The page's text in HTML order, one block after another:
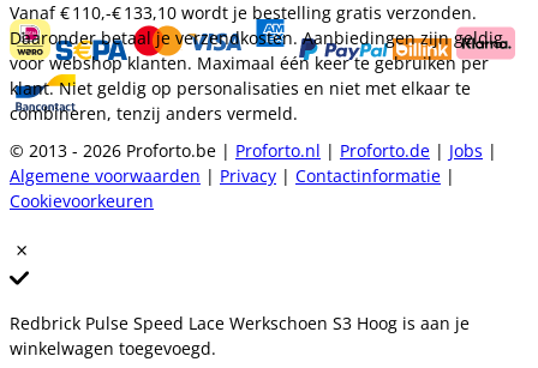
Vanaf€ 110,-€ 133,10 wordt je bestelling gratis verzonden.
Daaronder betaal je verzendkosten. Aanbiedingen zijn geldig
voor webshop klanten. Maximaal één keer te gebruiken per
klant. Niet geldig op personalisaties en niet met elkaar te
combineren, tenzij anders vermeld.
© 2013 - 2026 Proforto.be | Proforto.nl | Proforto.de | Jobs |
Algemene voorwaarden | Privacy | Contactinformatie |
Cookievoorkeuren
Redbrick Pulse Speed Lace Werkschoen S3 Hoog is aan je
winkelwagen toegevoegd.